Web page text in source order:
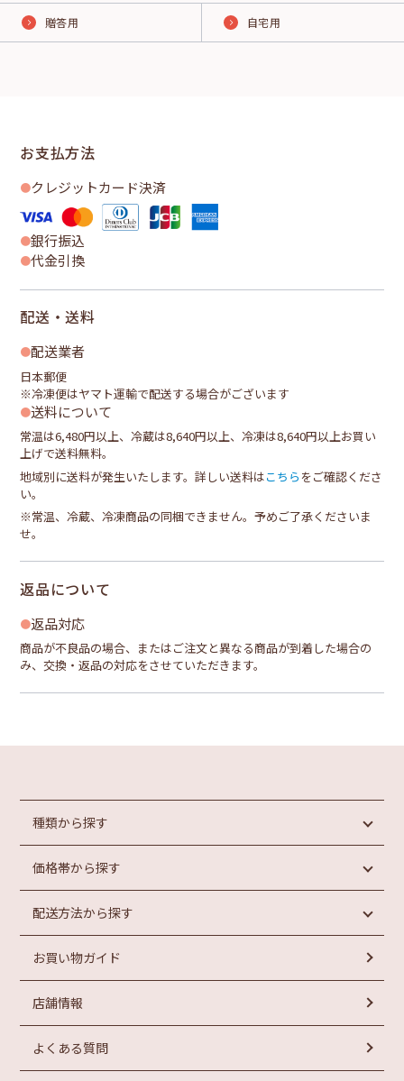
贈答用 自宅用
お支払方法
クレジットカード決済
銀行振込
代金引換
配送・送料
配送業者
日本郵便
※冷凍便はヤマト運輸で配送する場合がございます
送料について
常温は6,480円以上、冷蔵は8,640円以上、冷凍は8,640円以上お買い
上げで送料無料。
地域別に送料が発生いたします。詳しい送料はこちら をご確認くださ
い。
※常温、冷蔵、冷凍商品の同梱できません。予めご了承くださいま
せ。
返品について
返品対応
商品が不良品の場合、またはご注文と異なる商品が到着した場合の
み、交換・返品の対応をさせていただきます。
種類から探す
めんたいこ
惣菜・パン
ラーメン
価格帯から探す
1,000円未満
2,000円以上
4,000
配送方法から探す
常温商品
冷凍商品
お買い物ガイド
店舗情報
よくある質問